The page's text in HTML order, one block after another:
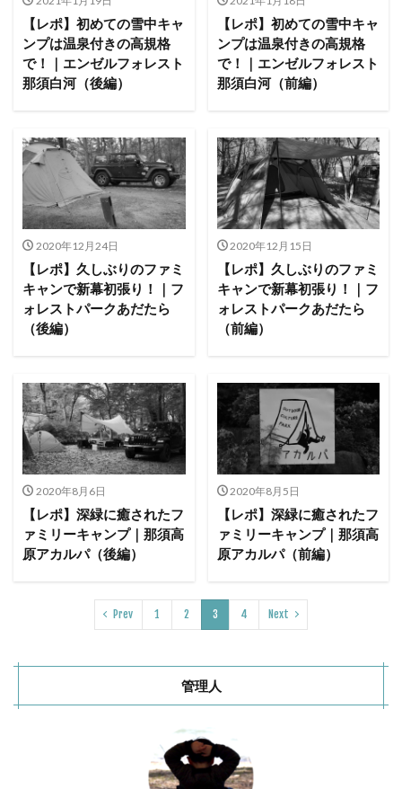
【レポ】初めての雪中キャ
ンプは温泉付きの高規格
で！｜エンゼルフォレスト
那須白河（後編）
【レポ】初めての雪中キャ
ンプは温泉付きの高規格
で！｜エンゼルフォレスト
那須白河（前編）
2020年12月24日
【レポ】久しぶりのファミ
キャンで新幕初張り！｜フ
ォレストパークあだたら
（後編）
2020年12月15日
【レポ】久しぶりのファミ
キャンで新幕初張り！｜フ
ォレストパークあだたら
（前編）
2020年8月6日
【レポ】深緑に癒されたフ
ァミリーキャンプ｜那須高
原アカルパ（後編）
2020年8月5日
【レポ】深緑に癒されたフ
ァミリーキャンプ｜那須高
原アカルパ（前編）
Prev 1 2 3 4 Next
管理人